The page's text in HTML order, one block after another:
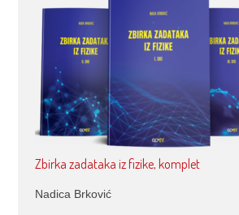
Zbirka zadataka iz fizike, komplet
Nadica Brković